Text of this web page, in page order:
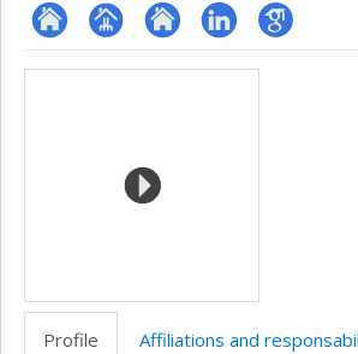
ResearchGate
Page Site
de
recherche
LinkedInGoogle
Media
Profile Affiliations and